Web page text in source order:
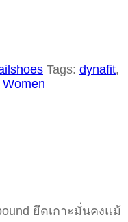
Tags: dynafit,
Women
ยึดเกาะมั่นคงแม้